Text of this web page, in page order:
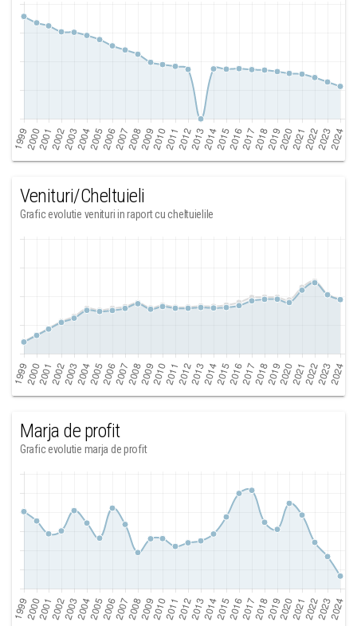
Venituri/Cheltuieli
Grafic evolutie venituri in raport cu cheltuielile
Marja de profit
Grafic evolutie marja de profit